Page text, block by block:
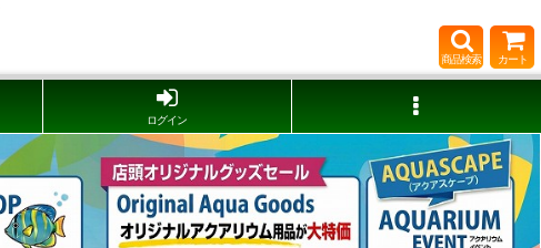
商品検索 カート
ログイン